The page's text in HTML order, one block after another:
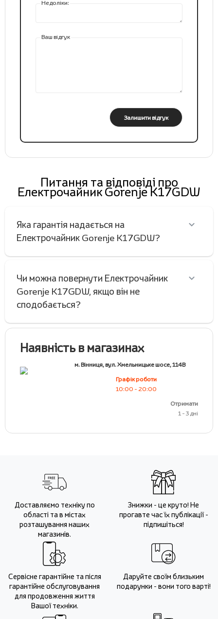
Недоліки:
Ваш відгук
Залишити відгук
Питання та відповіді про
Електрочайник Gorenje K17GDW
Яка гарантія надається на
Електрочайник Gorenje K17GDW?
Чи можна повернути Електрочайник
Gorenje K17GDW, якщо він не
сподобається?
Наявність в магазинах
м. Вінниця, вул. Хмельницьке шосе, 114В
Графік роботи
10:00 - 20:00
Отримати
1 - 3 дні
Доставляємо техніку по
області та в містах
розташування наших
магазинів.
Знижки - це круто! Не
прогавте час їх публікації -
підпишіться!
Сервісне гарантійне та після
гарантійне обслуговування
для продовження життя
Вашої техніки.
Даруйте своїм близьким
подарунки - вони того варті!